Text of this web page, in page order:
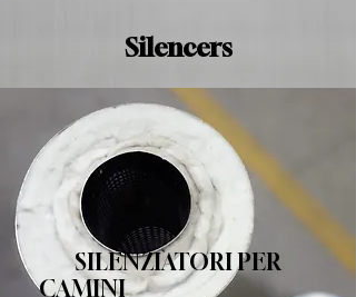
Silencers
SILENZIATORI PER
CAMINI